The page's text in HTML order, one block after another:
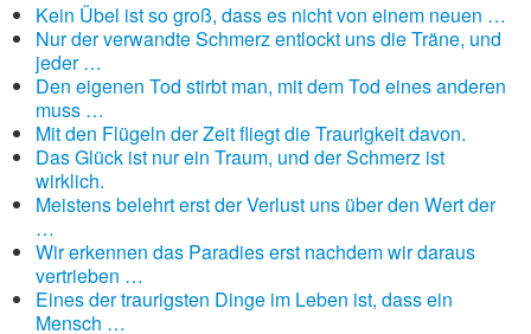
Kein Übel ist so groß, dass es nicht von einem neuen …
Nur der verwandte Schmerz entlockt uns die Träne, und
jeder …
Den eigenen Tod stirbt man, mit dem Tod eines anderen
muss …
Mit den Flügeln der Zeit fliegt die Traurigkeit davon.
Das Glück ist nur ein Traum, und der Schmerz ist
wirklich.
Meistens belehrt erst der Verlust uns über den Wert der
…
Wir erkennen das Paradies erst nachdem wir daraus
vertrieben …
Eines der traurigsten Dinge im Leben ist, dass ein
Mensch …